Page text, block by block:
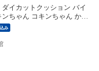
イカットクッション バイ
ちゃん コキンちゃん かわ
ー ギフト 出産祝い お誕生
約32×23cm/ コキンちゃん)
】
み